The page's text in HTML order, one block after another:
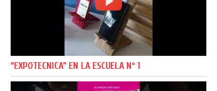
“EXPOTECNICA” EN LA ESCUELA Nº 1